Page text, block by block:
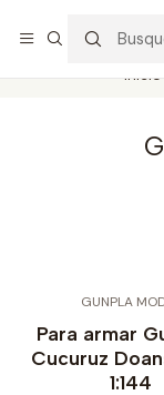
Inicio
GUNPLA
Para armar
Cucuruz
1:144